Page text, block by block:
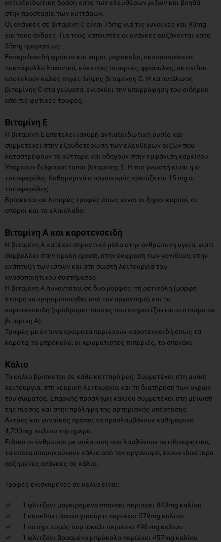
αντιοξειδωτική δράση κατά των ελευθέρων ριζών και βοηθά
στην προστασία των κυττάρων.
Οι ανάγκες σε βιταμίνη C είναι 75mg για τις γυναίκες και 90mg
για τους άνδρες. Για τους καπνιστές οι ανάγκες αυξάνονται κατά
35mg ημερησίως.
Εσπεριδοειδή φρούτα και χυμοί, μπρόκολο, σκουροπράσινα
πυκνόφυλλα λαχανικά, κόκκινες πιπεριές, φράουλες, ακτινίδια
αποτελούν καλές πηγές λήψης βιταμίνης C. Η κατανάλωση
βιταμίνης C στα γεύματα, ενισχύει την απορρόφηση του σιδήρου
από τις φυτικές τροφές.
Βιταμίνη Ε
Η βιταμίνη Ε αποτελεί ισχυρή αντιοξειδωτική ουσία και
συμμετέχει στην εξουδετέρωση των ελευθέρων ριζών που
καταστρέφουν τα κύτταρα και οδηγούν στην εμφάνιση καρκίνου.
Υπάρχουν διάφοροι τύποι βιταμίνης Ε. Η πιο γνωστή είναι η α-
τοκοφερόλη. Καθημερινά ο οργανισμός χρειάζεται 15 mg α-
τοκοφερόλης.
Βρίσκεται σε λιπαρές τροφές όπως είναι οι ξηροί καρποί, οι
σπόροι και το ελαιόλαδο.
Βιταμίνη Α και καροτενοειδή
Η βιταμίνη Α κατέχει σημαντικό ρόλο στην ανθρώπινη υγεία, γιατί
συμβάλλει στην ομαλή όραση, στην έκφραση των γονιδίων, στην
ανάπτυξη των ιστών και στη σωστή λειτουργία του
ανοσοποιητικού συστήματος.
Η βιταμίνη Α συναντάται σε δυο μορφές: τη ρετινόλη (μορφή
έτοιμη να χρησιμοποιηθεί από τον οργανισμό) και τα
καροτενοειδή (πρόδρομες ουσίες που σχηματίζονται στο σώμα σε
βιταμίνη Α).
Τροφές με έντονα χρώματα περιέχουν καροτενοειδή όπως τα
καρότα, το μπρόκολο, οι χρωματιστές πιπεριές, το σπανάκι.
Κάλιο
Το κάλιο βρίσκεται σε κάθε κύτταρό μας. Συμμετέχει στη μυϊκή
λειτουργία, στη νευρική λειτουργία και τη διατήρηση των υγρών
του σώματος. Επαρκής πρόσληψη καλίου συμμετέχει στη μείωση
της πίεσης και στην πρόληψη της αρτηριακής υπέρτασης.
Άντρες και γυναίκες πρέπει να προσλαμβάνουν καθημερινά
4,700mg καλίου την ημέρα.
Ειδικά οι άνθρωποι με υπέρταση που λαμβάνουν αντιδιουρητικά,
τα οποία απομακρύνουν κάλιο από τον οργανισμό, έχουν ιδιαίτερα
αυξημένες ανάγκες σε κάλιο.
Τροφές ενισχυμένες σε κάλιο είναι:
1 φλιτζάνι μαγειρεμένο σπανάκι περιέχει 840mg καλίου
1 κεσεδάκι άπαχο γιαούρτι περιέχει 579mg καλίου
1 ποτήρι χυμός πορτοκάλι περιέχει 496 mg καλίου
1 φλιτζάνι βρασμένο μπρόκολο περιέχει 457mg καλίου